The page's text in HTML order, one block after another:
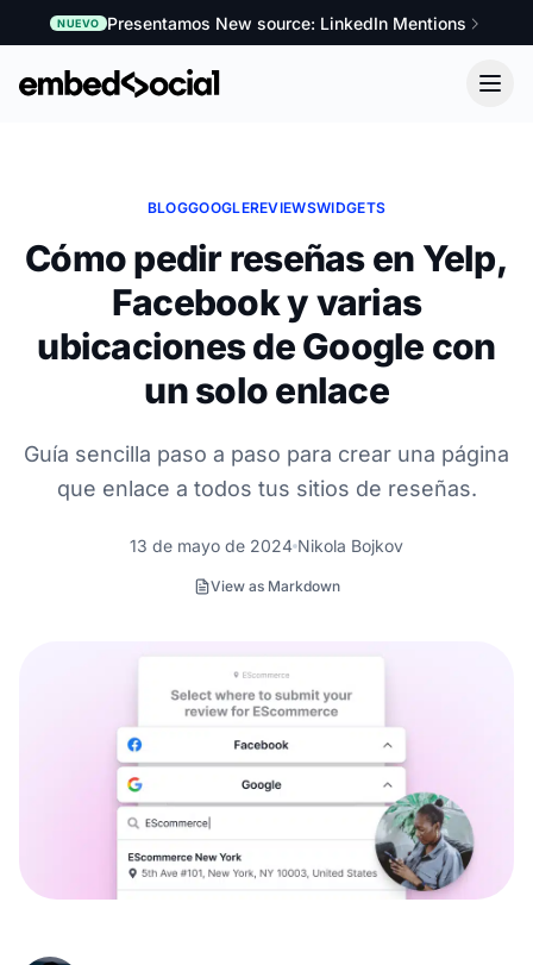
NUEVO Presentamos New source: LinkedIn Mentions
BLOGGOOGLEREVIEWSWIDGETS
Cómo pedir reseñas en Yelp,
Facebook y varias
ubicaciones de Google con
un solo enlace
Guía sencilla paso a paso para crear una página
que enlace a todos tus sitios de reseñas.
13 de mayo de 2024 Nikola Bojkov
View as Markdown